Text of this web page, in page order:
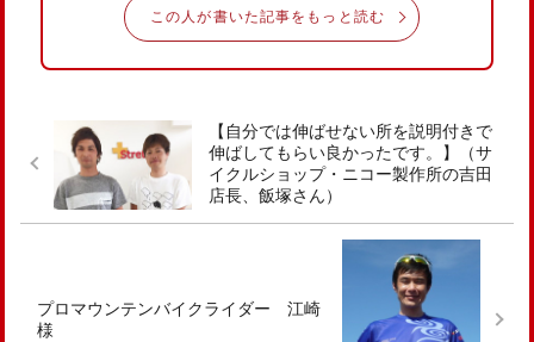
この人が書いた記事をもっと読む
【自分では伸ばせない所を説明付きで
伸ばしてもらい良かったです。】（サ
イクルショップ・ニコー製作所の吉田
店長、飯塚さん）
プロマウンテンバイクライダー 江崎
様